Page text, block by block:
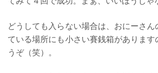
どうしても入らない場合は、おにーさん
ている場所にも小さい賽銭箱がありま
うぞ（笑）。